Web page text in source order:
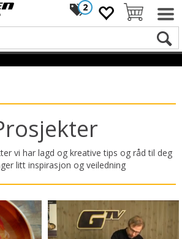
2
vi har lagd og kreative tips og råd til deg
litt inspirasjon og veiledning